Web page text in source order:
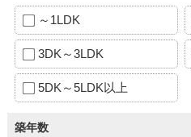
～1LDK
3DK～3LDK
5DK～5LDK以上
築年数